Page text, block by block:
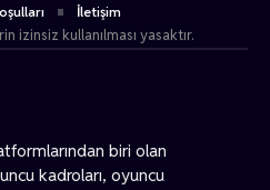
biri olan
kadroları, oyuncu
İletişim
izinsiz kullanılması yasaktır.